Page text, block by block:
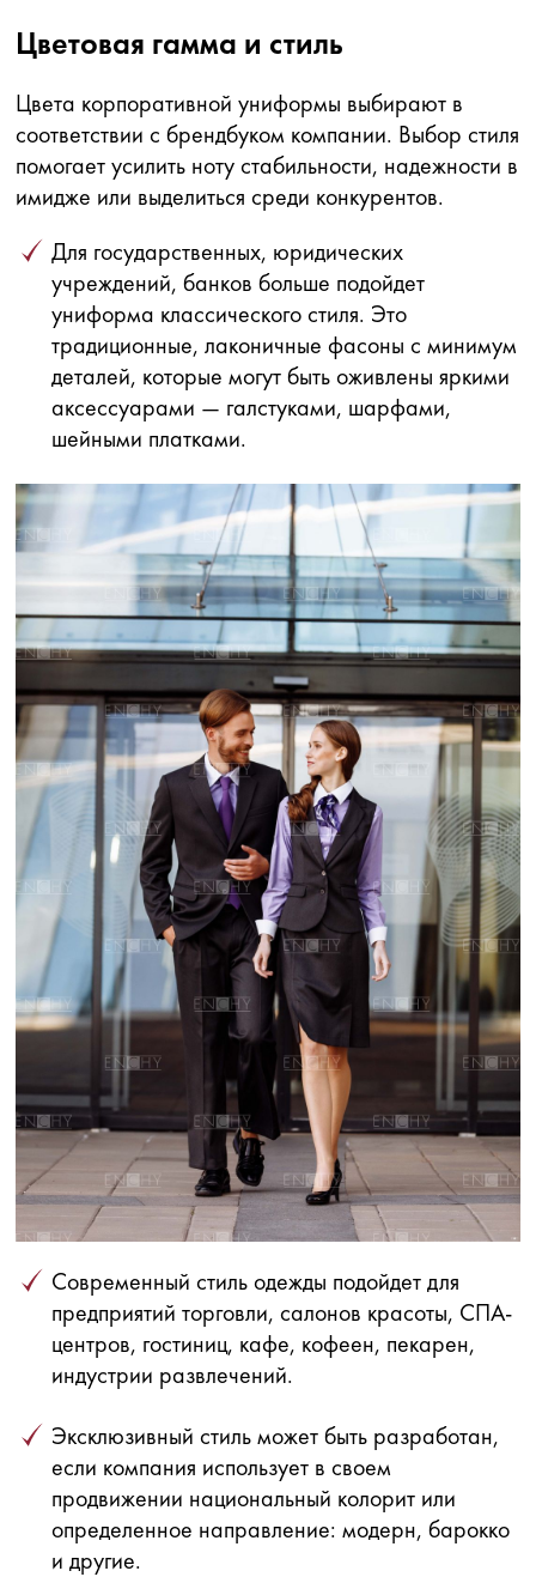
Цветовая гамма и стиль
Цвета корпоративной униформы выбирают в
соответствии с брендбуком компании. Выбор стиля
помогает усилить ноту стабильности, надежности в
имидже или выделиться среди конкурентов.
Для государственных, юридических
учреждений, банков больше подойдет
униформа классического стиля. Это
традиционные, лаконичные фасоны с минимум
деталей, которые могут быть оживлены яркими
аксессуарами — галстуками, шарфами,
шейными платками.
Современный стиль одежды подойдет для
предприятий торговли, салонов красоты, СПА-
центров, гостиниц, кафе, кофеен, пекарен,
индустрии развлечений.
Эксклюзивный стиль может быть разработан,
если компания использует в своем
продвижении национальный колорит или
определенное направление: модерн, барокко
и другие.